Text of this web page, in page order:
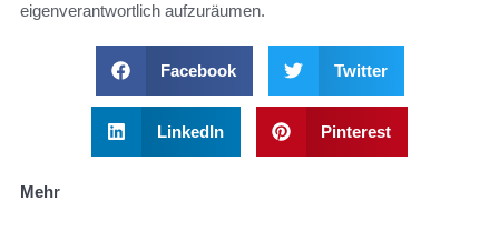
eigenverantwortlich aufzuräumen.
Facebook Twitter
LinkedIn Pinterest
Mehr